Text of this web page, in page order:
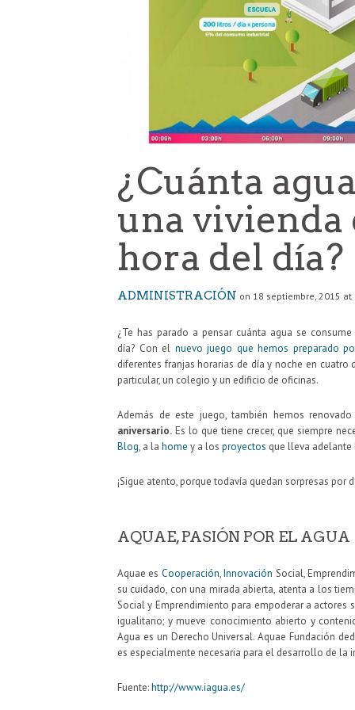
¿Cuánta
una vivienda
hora del día?
ADMINISTRACIÓN on 18 septiembre, 2015 at
¿Te has parado a pensar cuánta agua se
día? Con el nuevo juego que hemos preparado
diferentes franjas horarias de día y noche en cuatro
particular, un colegio y un edificio de oficinas.
Además de este juego, también hemos
aniversario. Es lo que tiene crecer, que siempre
Blog, a la home y a los proyectos que lleva adelante
¡Sigue atento, porque todavía quedan sorpresas por
AQUAE, PASIÓN POR EL AGUA
Aquae es Cooperación,Innovación Social,
su cuidado, con una mirada abierta, atenta a los
Social y Emprendimiento para empoderar a
igualitario; y mueve conocimiento abierto y
Agua es un Derecho Universal. Aquae Fundación
es especialmente necesaria para el desarrollo de la
Fuente:http://www.iagua.es/